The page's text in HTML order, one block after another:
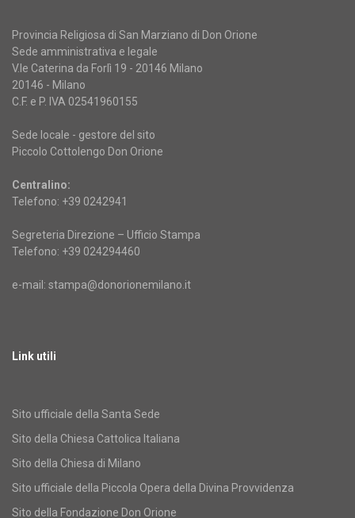
Provincia Religiosa di San Marziano di Don Orione
Sede amministrativa e legale
V.le Caterina da Forlì 19 - 20146 Milano
20146 - Milano
C.F. e P. IVA 02541960155
Sede locale - gestore del sito
Piccolo Cottolengo Don Orione
Centralino:
Telefono: +39 0242941
Segreteria Direzione – Ufficio Stampa
Telefono: +39 024294460
e-mail: stampa@donorionemilano.it
Link utili
Sito ufficiale della Santa Sede
Sito della Chiesa Cattolica Italiana
Sito della Chiesa di Milano
Sito ufficiale della Piccola Opera della Divina Provvidenza
Sito della Fondazione Don Orione